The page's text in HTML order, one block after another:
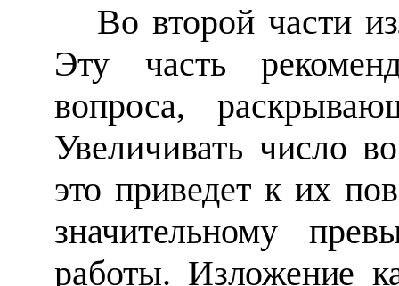
Во второй части
Эту часть
вопроса,
Увеличивать число
это приведет к их
значительному
работы. Изложение